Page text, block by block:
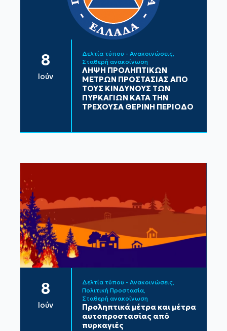
8
Ιούν
Δελτία τύπου - Ανακοινώσεις
Σταθερή ανακοίνωση
ΛΗΨΗ ΠΡΟΛΗΠΤΙΚΩΝ
ΜΕΤΡΩΝ ΠΡΟΣΤΑΣΙΑΣ ΑΠΟ
ΤΟΥΣ ΚΙΝΔΥΝΟΥΣ ΤΩΝ
ΠΥΡΚΑΓΙΩΝ ΚΑΤΑ ΤΗΝ
ΤΡΕΧΟΥΣΑ ΘΕΡΙΝΗ ΠΕΡΙΟΔΟ
8
Ιούν
Δελτία τύπου - Ανακοινώσεις
Πολιτική Προστασία
Σταθερή ανακοίνωση
Προληπτικά μέτρα και μέτρα
αυτοπροστασίας από
πυρκαγιές